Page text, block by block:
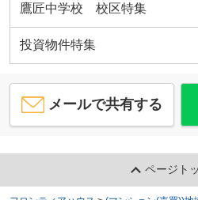
鷹匠中学校 校区特集
投資物件特集
メールで共有する
ページト